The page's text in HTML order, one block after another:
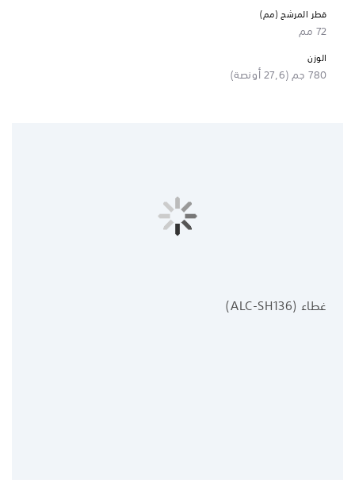
قطر المرشح (مم)
72 مم
الوزن
780 جم (27,6 أونصة)
غطاء (ALC-SH136)